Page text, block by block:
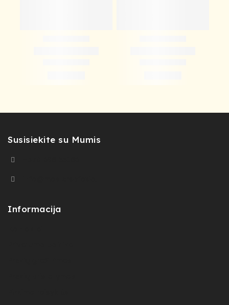
Susisiekite su Mumis
Informacija